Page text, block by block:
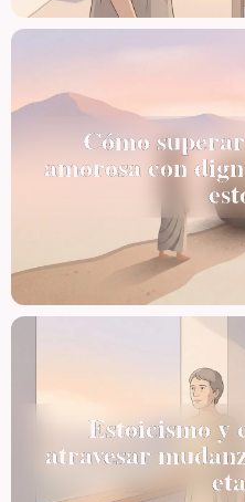
Cómo
amorosa con
Estoicismo y
atravesar